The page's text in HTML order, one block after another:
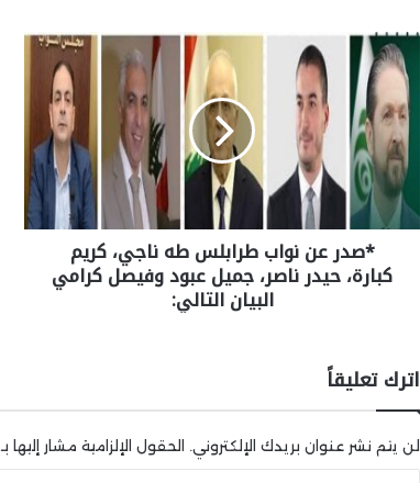
*صدر عن نواب طرابلس طه ناجي، كريم
كبارة، حيدر ناصر، جميل عبود وفيصل كرامي
البيان التالي:
اترك تعليقاً
لن يتم نشر عنوان بريدك الإلكتروني. الحقول الإلزامية مشار إليها بـ